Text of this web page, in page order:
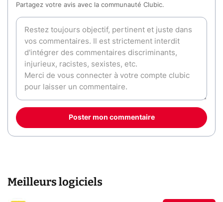
Partagez votre avis avec la communauté Clubic.
Poster mon commentaire
Meilleurs logiciels